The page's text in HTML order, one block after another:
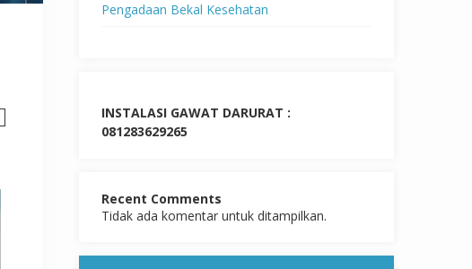
Pengadaan Bekal Kesehatan
INSTALASI GAWAT DARURAT :
081283629265
Recent Comments
Tidak ada komentar untuk ditampilkan.